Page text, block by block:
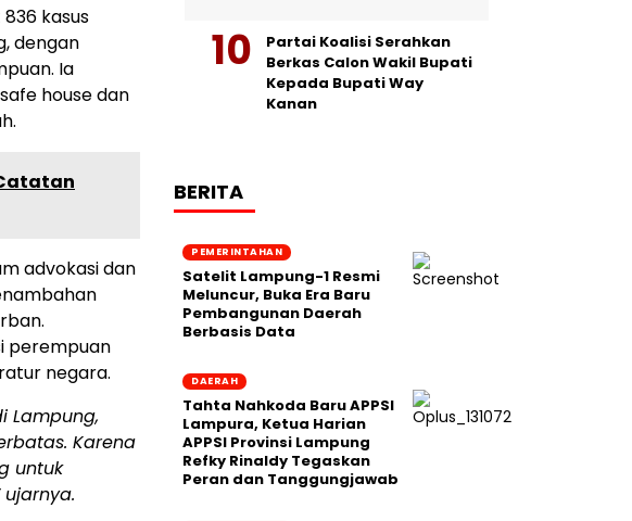
kasus
dengan
Ia
house dan
advokasi dan
perempuan
negara.
Lampung,
Karena
untuk
Partai Koalisi Serahkan
Berkas Calon Wakil Bupati
Kepada Bupati Way
Kanan
BERITA
PEMERINTAHAN
Satelit Lampung-1 Resmi
Meluncur, Buka Era Baru
Pembangunan Daerah
Berbasis Data
DAERAH
Tahta Nahkoda Baru APPSI
Lampura, Ketua Harian
APPSI Provinsi Lampung
Refky Rinaldy Tegaskan
Peran dan Tanggungjawab